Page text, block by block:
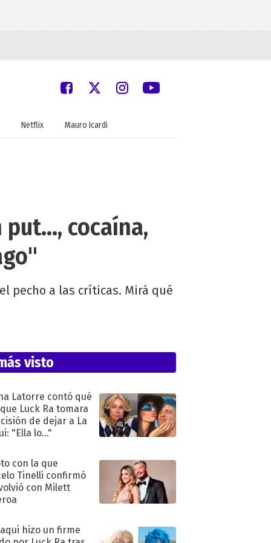
Netflix Mauro Icardi
cocaína,
pecho a las críticas. Mirá qué
visto
Latorre contó qué
Luck Ra tomara
de dejar a La
"Ella lo..."
con la que
Tinelli confirmó
con Milett
hizo un firme